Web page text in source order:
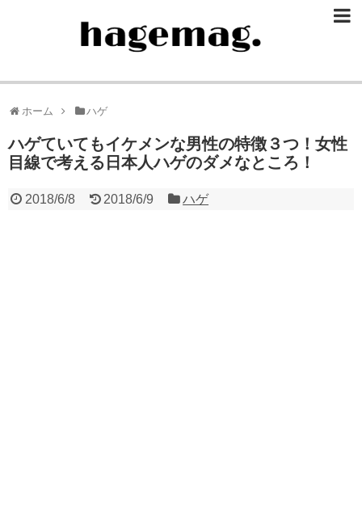
ホーム ハゲ
ハゲていてもイケメンな男性の特徴３つ！女性
目線で考える日本人ハゲのダメなところ！
2018/6/8 2018/6/9 ハゲ